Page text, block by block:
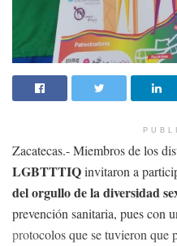
Zacatecas.- Miembros de los
LGBTTTIQinvitaron a
del orgullo de la diversidad
prevención sanitaria, pues con
protocolos que se tuvieron que